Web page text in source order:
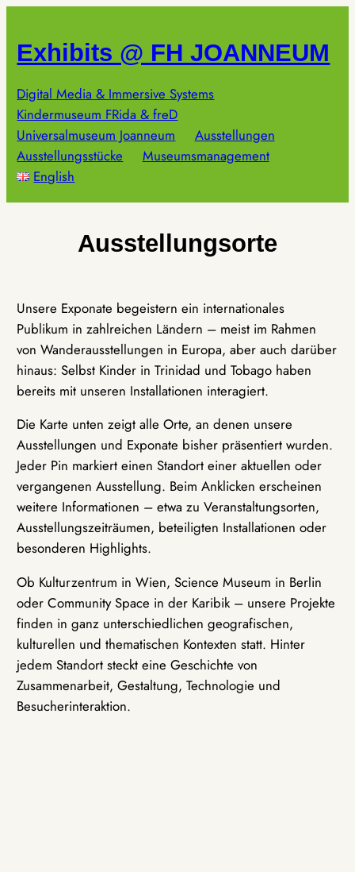
springen
Exhibits @ FH JOANNEUM
Digital Media & Immersive Systems
Kindermuseum FRida & freD
Universalmuseum Joanneum
Ausstellungen
Ausstellungsstücke
Museumsmanagement
English
Ausstellungsorte
Unsere Exponate begeistern ein internationales
Publikum in zahlreichen Ländern – meist im Rahmen
von Wanderausstellungen in Europa, aber auch darüber
hinaus: Selbst Kinder in Trinidad und Tobago haben
bereits mit unseren Installationen interagiert.
Die Karte unten zeigt alle Orte, an denen unsere
Ausstellungen und Exponate bisher präsentiert wurden.
Jeder Pin markiert einen Standort einer aktuellen oder
vergangenen Ausstellung. Beim Anklicken erscheinen
weitere Informationen – etwa zu Veranstaltungsorten,
Ausstellungszeiträumen, beteiligten Installationen oder
besonderen Highlights.
Ob Kulturzentrum in Wien, Science Museum in Berlin
oder Community Space in der Karibik – unsere Projekte
finden in ganz unterschiedlichen geografischen,
kulturellen und thematischen Kontexten statt. Hinter
jedem Standort steckt eine Geschichte von
Zusammenarbeit, Gestaltung, Technologie und
Besucherinteraktion.